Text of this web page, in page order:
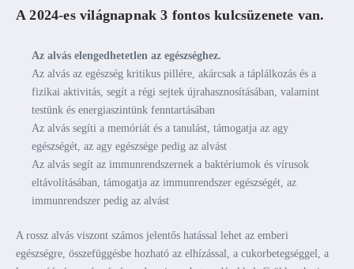
A 2024-es világnapnak 3 fontos kulcsüzenete van.
Az alvás elengedhetetlen az egészséghez.
Az alvás az egészség kritikus pillére, akárcsak a táplálkozás és a
fizikai aktivitás, segít a régi sejtek újrahasznosításában, valamint
testünk és energiaszintünk fenntartásában
Az alvás segíti a memóriát és a tanulást, támogatja az agy
egészségét, az agy egészsége pedig az alvást
Az alvás segít az immunrendszernek a baktériumok és vírusok
eltávolításában, támogatja az immunrendszer egészségét, az
immunrendszer pedig az alvást
A rossz alvás viszont számos jelentős hatással lehet az emberi
egészségre, összefüggésbe hozható az elhízással, a cukorbetegséggel, a